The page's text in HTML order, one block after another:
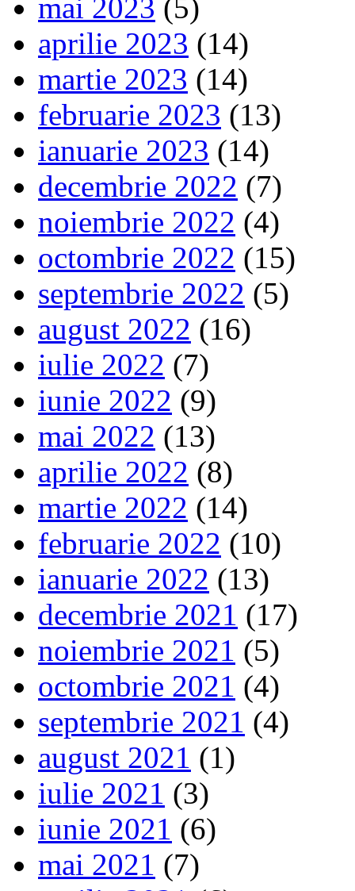
mai 2023 (5)
aprilie 2023 (14)
martie 2023 (14)
februarie 2023 (13)
ianuarie 2023 (14)
decembrie 2022 (7)
noiembrie 2022 (4)
octombrie 2022 (15)
septembrie 2022 (5)
august 2022 (16)
iulie 2022 (7)
iunie 2022 (9)
mai 2022 (13)
aprilie 2022 (8)
martie 2022 (14)
februarie 2022 (10)
ianuarie 2022 (13)
decembrie 2021 (17)
noiembrie 2021 (5)
octombrie 2021 (4)
septembrie 2021 (4)
august 2021 (1)
iulie 2021 (3)
iunie 2021 (6)
mai 2021 (7)